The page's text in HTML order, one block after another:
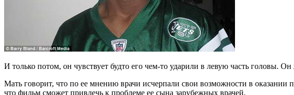
И только потом, он чувствует будто его чем-то ударили в левую часть головы. Он
Мать говорит, что по ее мнению врачи исчерпали свои возможности в
что фильм сможет привлечь к проблеме ее сына зарубежных врачей.